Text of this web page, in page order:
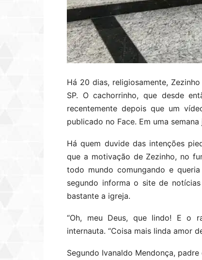
Há 20 dias, religiosamente,
SP. O cachorrinho, que desde
recentemente depois que um
publicado no Face. Em uma
Há quem duvide das intenções
que a motivação de Zezinho, no
todo mundo comungando e
segundo informa o site de
bastante a igreja.
“Oh, meu Deus, que lindo! E o
internauta. “Coisa mais linda amor
Segundo Ivanaldo Mendonça,